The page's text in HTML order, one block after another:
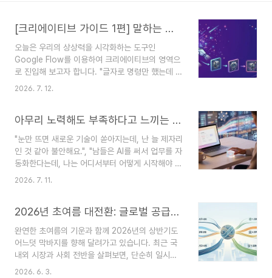
[크리에이티브 가이드 1편] 말하는 대로 그려지는 Google Flow: 이미지 생성부터 실전 가공까지 200% 활용법
오늘은 우리의 상상력을 시각화하는 도구인
Google Flow를 이용하여 크리에이티브의 영역으
로 진입해 보고자 합니다. "글자로 명령만 했는데 고
화질 이미지가 툭 떨어진다?" 이건 단순히 신기한
자인 작업에 어떻게 가공하고 다각도로 배치할 것인
Flow에서 최고의 이미지를 뽑아내는 프롬프트 작
성법부터, 다운로드 없이 바로 쓰는 드래그 앤 드롭
(Drag & Drop) 기술, 그리고 전문가들이 이미지를
좌/우/중앙방향별로 다르게 생성하여 저장해 두는
상상을 현실로: AI가 한눈에 알아듣는 '황금 프롬프
트' 작..
2026. 7. 12.
아무리 노력해도 부족하다고 느끼는 당신에게: '에이전틱 AI' 시대에 나를 지키는 'Atomic Work'
"눈만 뜨면 새로운 기술이 쏟아지는데, 난 늘 제자리
인 것 같아 불안해요.", "남들은 AI를 써서 업무를 자
동화한다는데, 나는 어디서부터 어떻게 시작해야 할
지 엄두조차 나지 않습니다." 2026년 7월 현재를
표를 세우고 알아서 일을 처리하는 'Agentic AI’ 시
도보다 수십 배는 빠르게 느껴지는 것은 어쩌면 너
무나 당연한 일입니다. 이럴 때 무조건 잠을 줄이고
닥치는 대로 유튜브 강의를 보며 정보를 흡수하려는
노력은, 오히려 우리에게 깊은 무력감만을 남기기
2026. 7. 11.
2026년 초여름 대전환: 글로벌 공급망부터 라이프스타일까지, 우리가 주목해야 할 5가지 흐름
완연한 초여름의 기운과 함께 2026년의 상반기도
어느덧 막바지를 향해 달려가고 있습니다. 최근 국
내외 시장과 사회 전반을 살펴보면, 단순히 일시적
인 유행을 넘어 우리의 일자리, 주거, 그리고 일상
2026. 6. 3.